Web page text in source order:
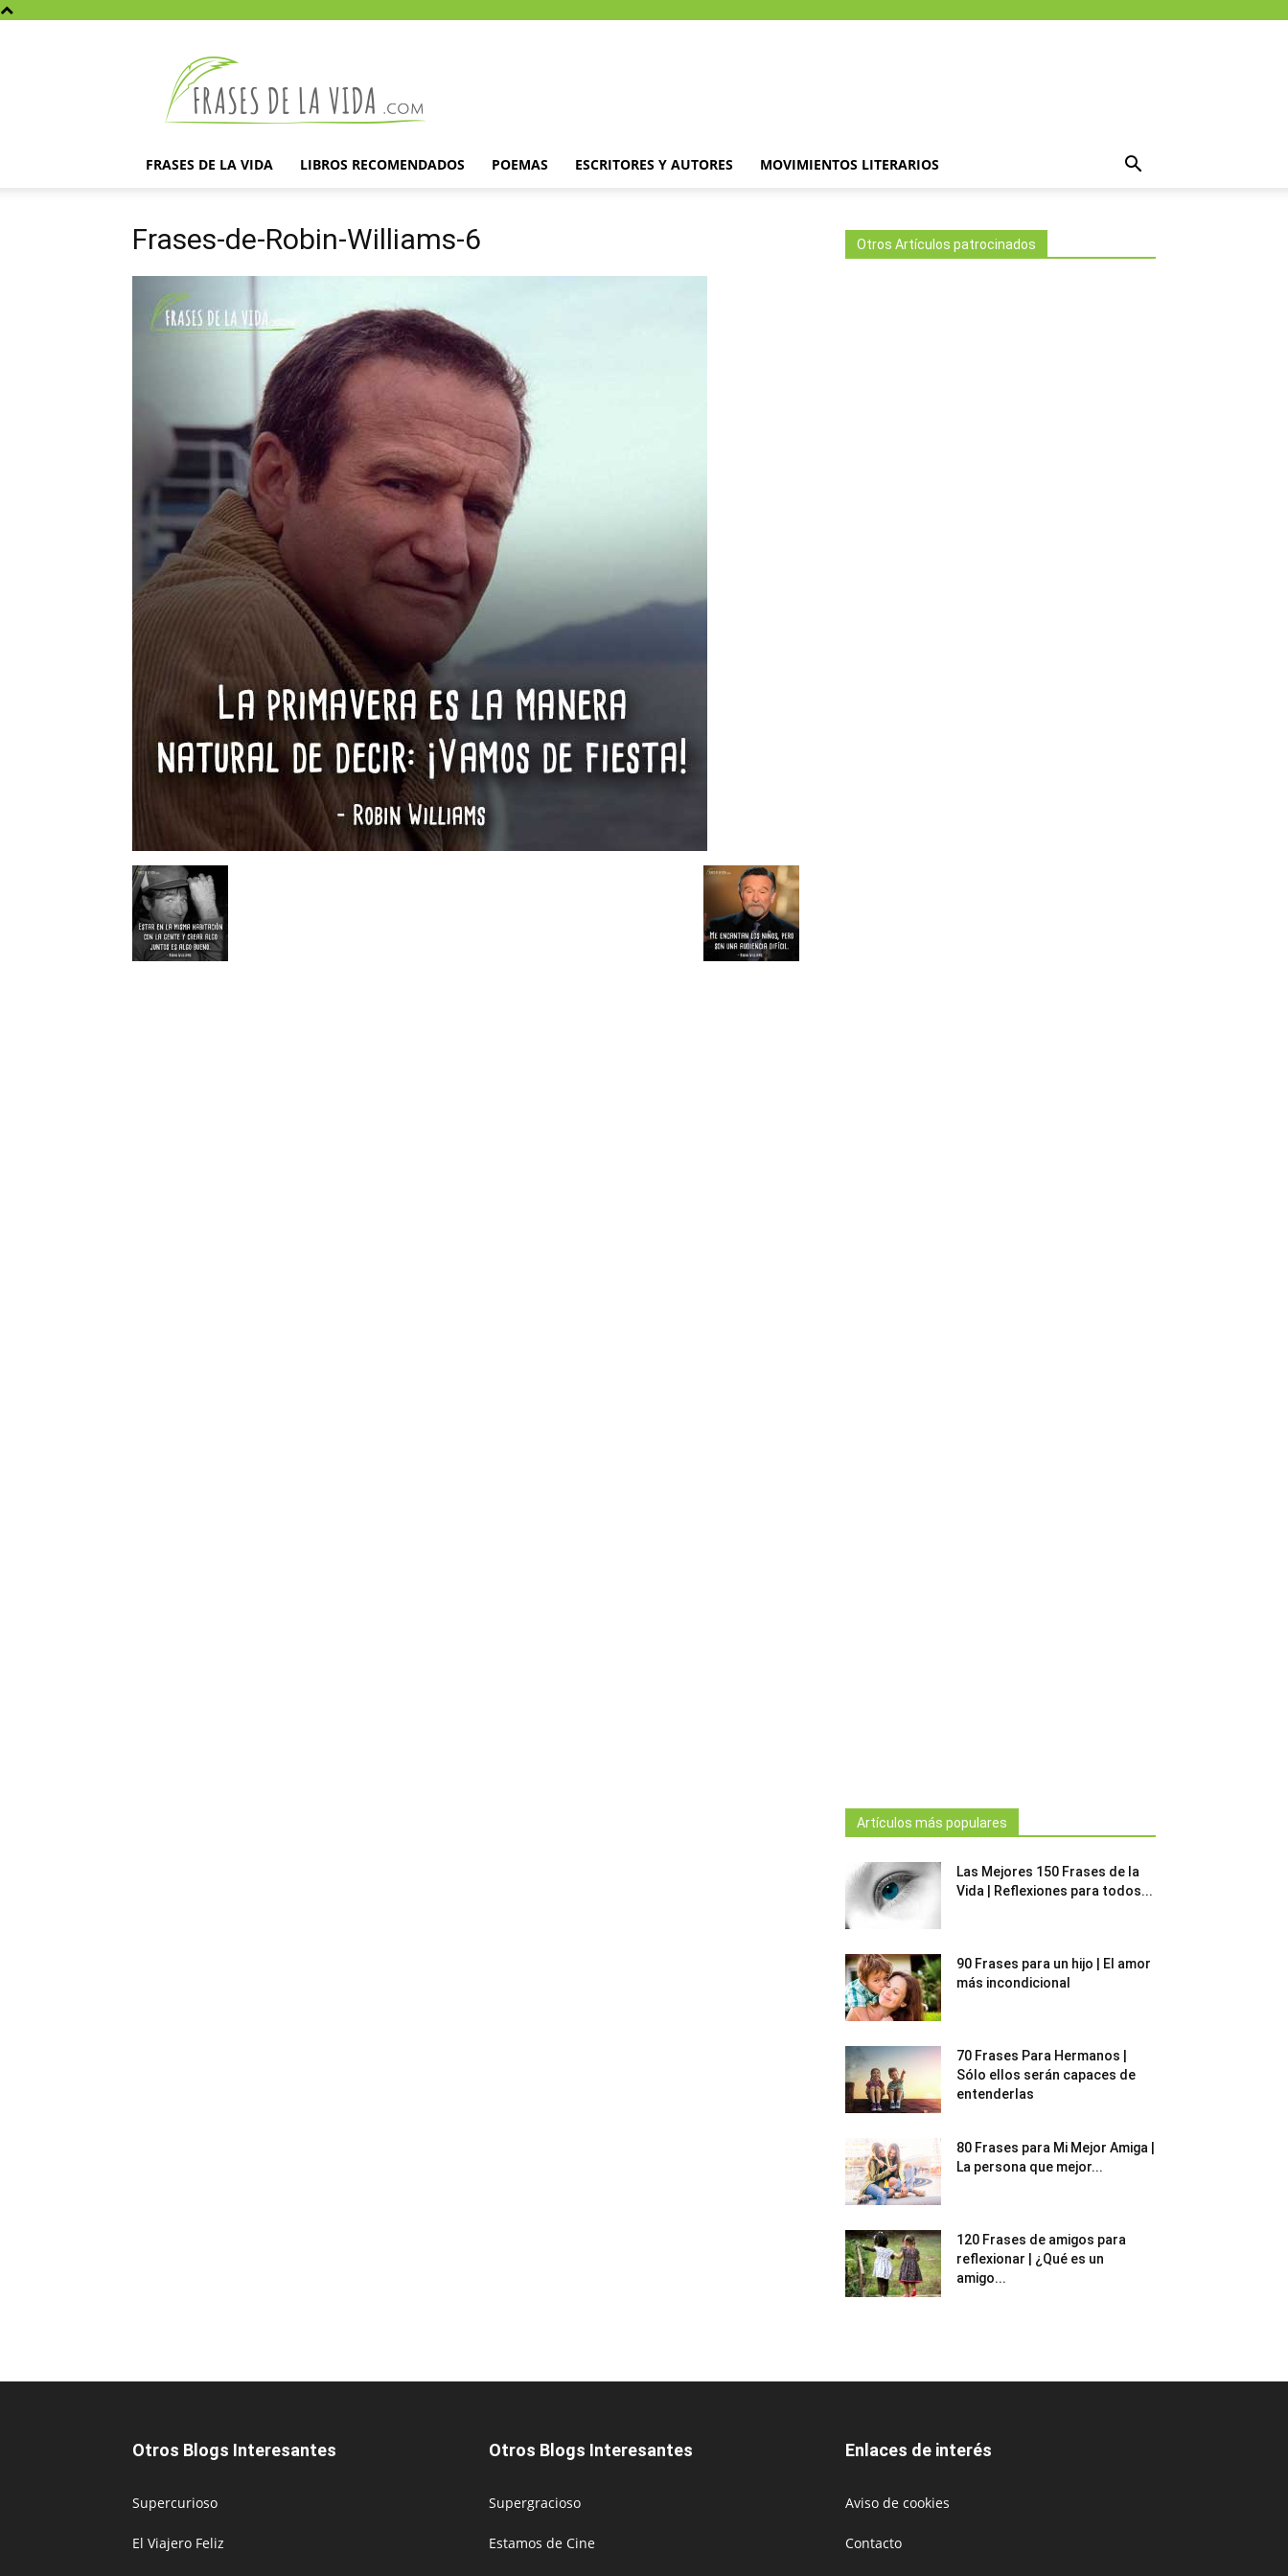
la
vida
FRASES DE LA VIDA LIBROS RECOMENDADOS POEMAS ESCRITORES Y AUTORES MOVIMIENTOS LITERARIOS
Frases-de-Robin-Williams-6 Otros Artículos patrocinados
Artículos más populares
Las Mejores 150 Frases de la
Vida | Reflexiones para todos...
90 Frases para un hijo | El amor
más incondicional
70 Frases Para Hermanos |
Sólo ellos serán capaces de
entenderlas
80 Frases para Mi Mejor Amiga |
La persona que mejor...
120 Frases de amigos para
reflexionar | ¿Qué es un
amigo...
Otros Blogs Interesantes
Supercurioso
El Viajero Feliz
Otros Blogs Interesantes
Supergracioso
Estamos de Cine
Enlaces de interés
Aviso de cookies
Contacto